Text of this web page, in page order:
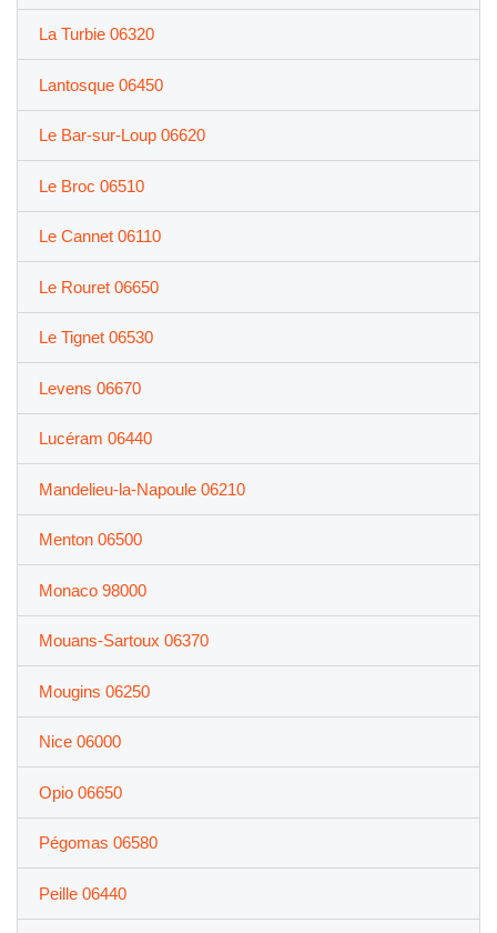
La Turbie 06320
Lantosque 06450
Le Bar-sur-Loup 06620
Le Broc 06510
Le Cannet 06110
Le Rouret 06650
Le Tignet 06530
Levens 06670
Lucéram 06440
Mandelieu-la-Napoule 06210
Menton 06500
Monaco 98000
Mouans-Sartoux 06370
Mougins 06250
Nice 06000
Opio 06650
Pégomas 06580
Peille 06440